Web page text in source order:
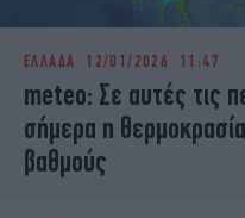
ΕΛΛΑΔΑ 12/01/2026 11:47
meteo: Σε αυτές τις
σήμερα η
βαθμούς